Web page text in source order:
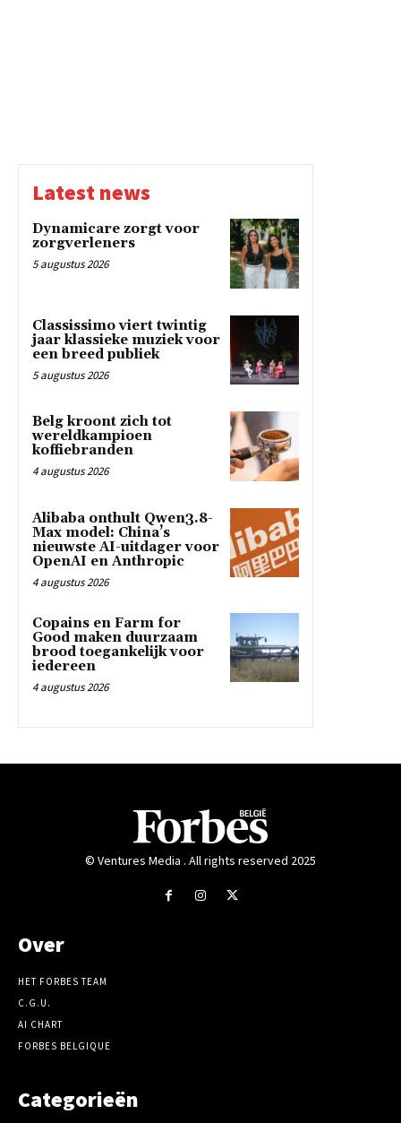
Latest news
Dynamicare zorgt voor
zorgverleners
5 augustus 2026
Classissimo viert twintig
jaar klassieke muziek voor
een breed publiek
5 augustus 2026
Belg kroont zich tot
wereldkampioen
koffiebranden
4 augustus 2026
Alibaba onthult Qwen3.8-
Max model: China’s
nieuwste AI-uitdager voor
OpenAI en Anthropic
4 augustus 2026
Copains en Farm for
Good maken duurzaam
brood toegankelijk voor
iedereen
4 augustus 2026
© Ventures Media . All rights reserved 2025
Over
HET FORBES TEAM
C.G.U.
AI CHART
FORBES BELGIQUE
Categorieën